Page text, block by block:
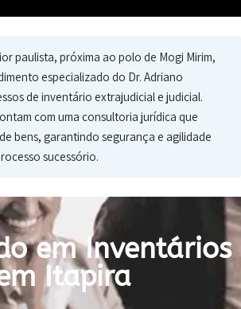
paulista, próxima ao polo de Mogi Mirim,
especializado do Dr. Adriano
de inventário extrajudicial e judicial.
com uma consultoria jurídica que
bens, garantindo segurança e agilidade
sucessório.
em Inventários
Itapira